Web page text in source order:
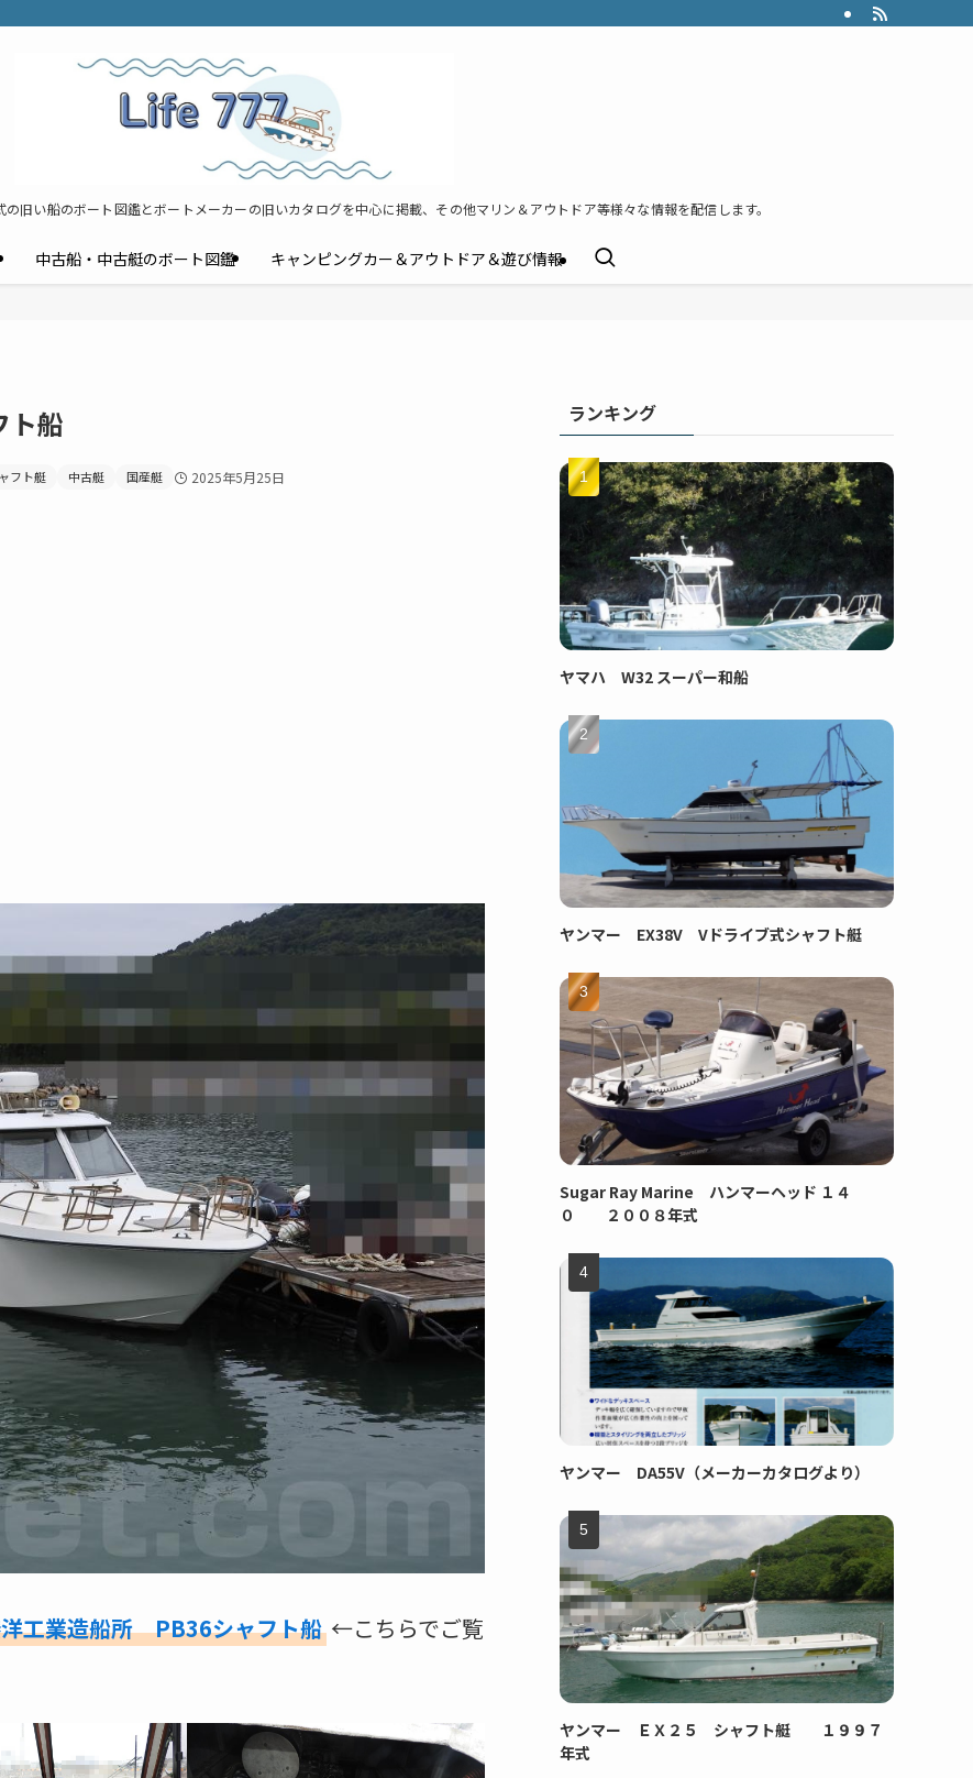
旧い船のボート図鑑とボートメーカーの旧いカタログを中心に掲載、その他マリン＆アウトドア等様々な情報を配信します。
中古船・中古艇のボート図鑑 キャンピングカー＆アウトドア＆遊び情報
船
フト艇 中古艇 国産艇 2025年5月25日
工業造船所 PB36シャフト船 ←こちらでご覧
ランキング
ヤマハ W32 スーパー和船
ヤンマー EX38V Vドライブ式シャフト艇
Sugar Ray Marine ハンマーヘッド １４
０ ２００８年式
ヤンマー DA55V（メーカーカタログより）
ヤンマー ＥＸ２５ シャフト艇 １９９７
年式